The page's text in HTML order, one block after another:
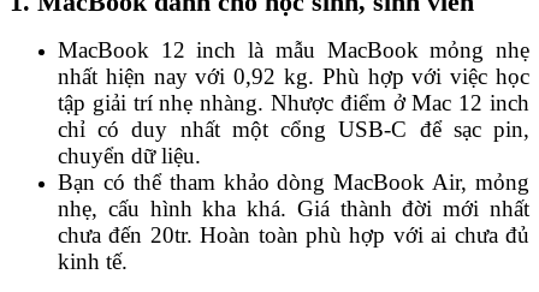
MacBook 12 inch là mẫu MacBook mỏng nhẹ
nhất hiện nay với 0,92 kg. Phù hợp với việc học
tập giải trí nhẹ nhàng. Nhược điểm ở Mac 12 inch
chỉ có duy nhất một cổng USB-C để sạc pin,
chuyển dữ liệu.
Bạn có thể tham khảo dòng MacBook Air, mỏng
nhẹ, cấu hình kha khá. Giá thành đời mới nhất
chưa đến 20tr. Hoàn toàn phù hợp với ai chưa đủ
kinh tế.